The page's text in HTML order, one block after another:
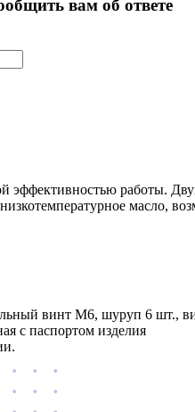
вам об ответе
работы.
масло,
винт М6, шуруп 6 шт.,
с паспортом изделия